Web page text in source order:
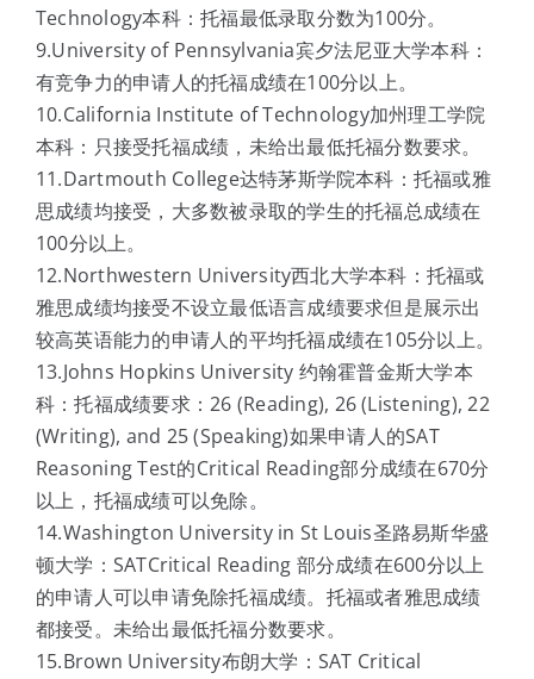
Technology本科：托福最低录取分数为100分。
9.University of Pennsylvania宾夕法尼亚大学本科：
有竞争力的申请人的托福成绩在100分以上。
10.California Institute of Technology加州理工学院
本科：只接受托福成绩，未给出最低托福分数要求。
11.Dartmouth College达特茅斯学院本科：托福或雅
思成绩均接受，大多数被录取的学生的托福总成绩在
100分以上。
12.Northwestern University西北大学本科：托福或
雅思成绩均接受不设立最低语言成绩要求但是展示出
较高英语能力的申请人的平均托福成绩在105分以上。
13.Johns Hopkins University 约翰霍普金斯大学本
科：托福成绩要求：26 (Reading), 26 (Listening), 22
(Writing), and 25 (Speaking)如果申请人的SAT
Reasoning Test的Critical Reading部分成绩在670分
以上，托福成绩可以免除。
14.Washington University in St Louis圣路易斯华盛
顿大学：SATCritical Reading 部分成绩在600分以上
的申请人可以申请免除托福成绩。托福或者雅思成绩
都接受。未给出最低托福分数要求。
15.Brown University布朗大学：SAT Critical